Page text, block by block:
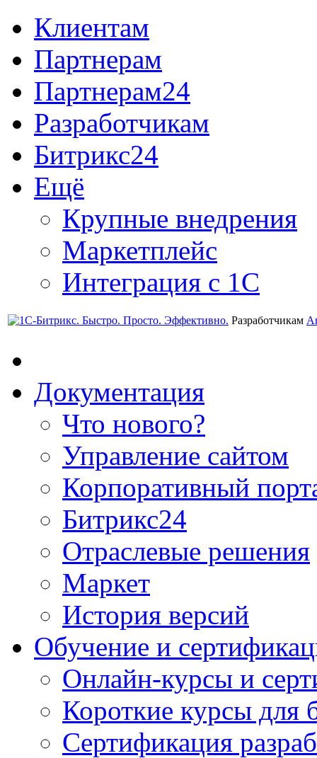
Клиентам
Партнерам
Партнерам24
Разработчикам
Битрикс24
Ещё
Крупные внедрения
Маркетплейс
Интеграция с 1С
Разработчикам
Документация
Что нового?
Управление сайтом
Корпоративный
Битрикс24
Отраслевые решения
Маркет
История версий
Обучение и
Онлайн-курсы и
Короткие курсы для
Сертификация